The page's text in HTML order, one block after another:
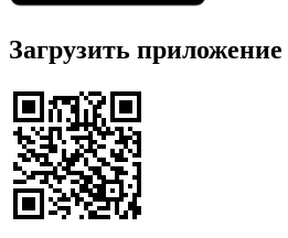
Загрузить приложение